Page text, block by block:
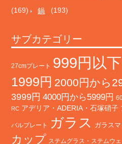
(169) 鍋 (193)
サブカテゴリー
27cmプレート 999円以下
1999円 2000円から
3999円 4000円から5999円
RC アデリア・ADERIA・石塚硝子
バルプレート ガラス ガラス
カップ ステムグラス・ステムウ